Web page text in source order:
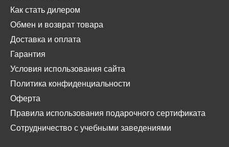
Как стать дилером
Обмен и возврат товара
Доставка и оплата
Гарантия
Условия использования сайта
Политика конфиденциальности
Оферта
Правила использования подарочного сертификата
Сотрудничество с учебными заведениями